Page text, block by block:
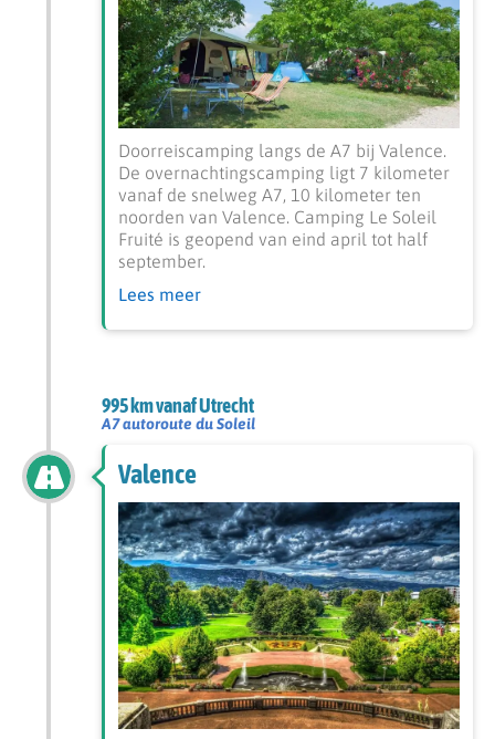
Doorreiscamping langs de A7 bij Valence.
De overnachtingscamping ligt 7 kilometer
vanaf de snelweg A7, 10 kilometer ten
noorden van Valence. Camping Le Soleil
Fruité is geopend van eind april tot half
september.
Lees meer
995 km vanaf Utrecht
A7 autoroute du Soleil
Valence